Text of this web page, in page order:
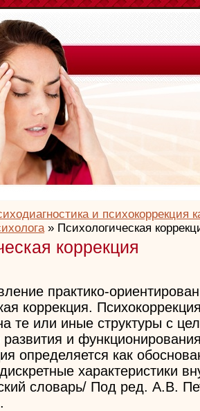
и психокоррекция
» Психологическая
коррекция
практико-
коррекция.
те или иные структуры с
развития и
определяется как
характеристики
словарь/ Под ред. А.В.